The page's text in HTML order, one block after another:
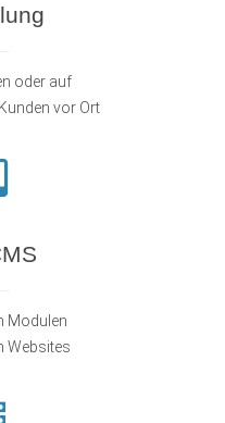
oder auf
vor Ort
Modulen
Websites